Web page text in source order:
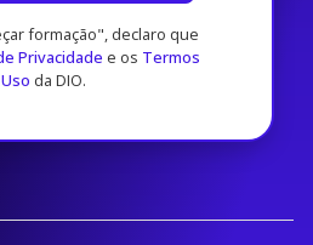
formação", declaro que
Privacidade e os Termos
da DIO.